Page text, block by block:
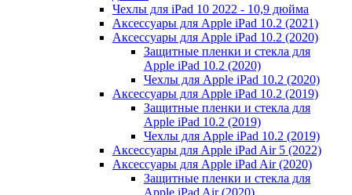
Чехлы для iPad 10 2022 - 10,9 дюйма
Аксессуары для Apple iPad 10.2 (2021)
Аксессуары для Apple iPad 10.2 (2020)
Защитные пленки и стекла для
Apple iPad 10.2 (2020)
Чехлы для Apple iPad 10.2 (2020)
Аксессуары для Apple iPad 10.2 (2019)
Защитные пленки и стекла для
Apple iPad 10.2 (2019)
Чехлы для Apple iPad 10.2 (2019)
Аксессуары для Apple iPad Air 5 (2022)
Аксессуары для Apple iPad Air (2020)
Защитные пленки и стекла для
Apple iPad Air (2020)